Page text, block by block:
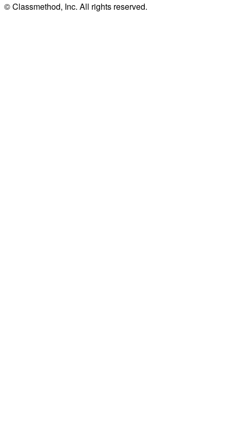
© Classmethod, Inc. All rights reserved.